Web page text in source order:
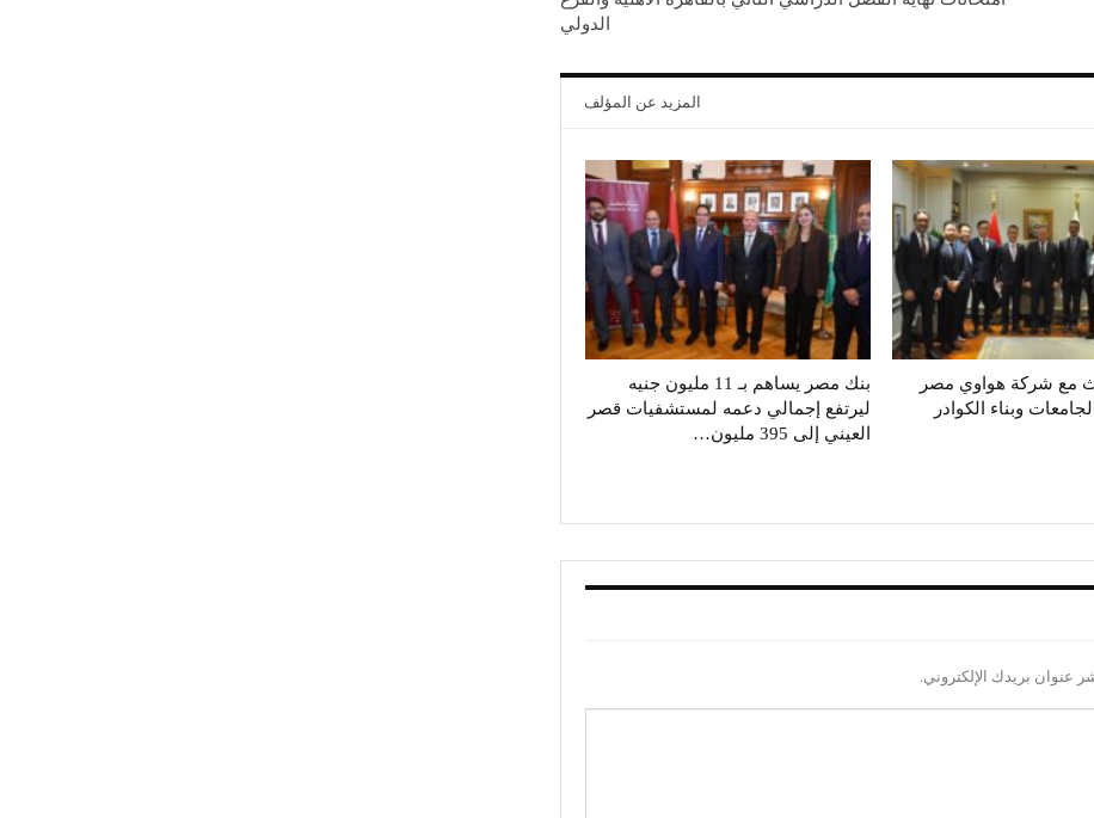
الدولي
المزيد عن المؤلف
مع شركة هواوي مصر
وبناء الكوادر
بنك مصر يساهم بـ 11 مليون جنيه
ليرتفع إجمالي دعمه لمستشفيات قصر
العيني إلى 395 مليون…
عنوان بريدك الإلكتروني.